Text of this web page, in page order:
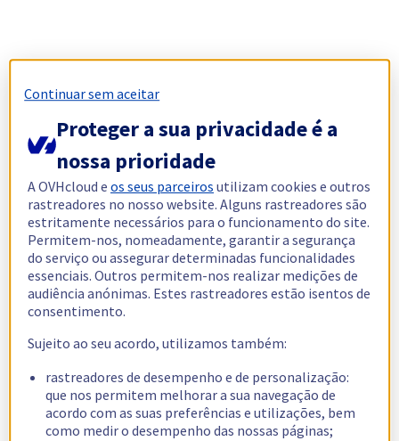
Continuar sem aceitar
Proteger a sua privacidade é a
nossa prioridade
A OVHcloud eos seus parceiros utilizam cookies e outros
rastreadores no nosso website. Alguns rastreadores são
estritamente necessários para o funcionamento do site.
Permitem-nos, nomeadamente, garantir a segurança
do serviço ou assegurar determinadas funcionalidades
essenciais. Outros permitem-nos realizar medições de
audiência anónimas. Estes rastreadores estão isentos de
consentimento.
Sujeito ao seu acordo, utilizamos também:
rastreadores de desempenho e de personalização:
que nos permitem melhorar a sua navegação de
acordo com as suas preferências e utilizações, bem
como medir o desempenho das nossas páginas;